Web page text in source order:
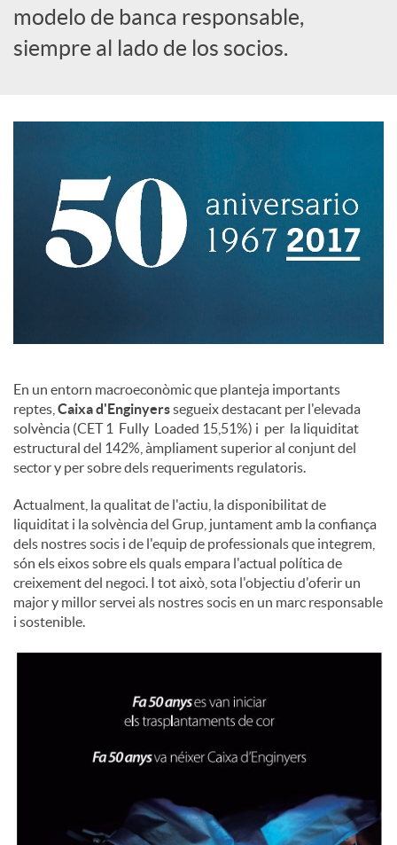
i
s
modelo de banca responsable,
siempre al lado de los socios.
En un entorn macroeconòmic que planteja importants
reptes, Caixa d'Enginyerssegueix destacant per l'elevada
solvència (CET 1 Fully Loaded 15,51%) i per la liquiditat
estructural del 142%, àmpliament superior al conjunt del
sector y per sobre dels requeriments regulatoris.
Actualment, la qualitat de l'actiu, la disponibilitat de
liquiditat i la solvència del Grup, juntament amb la confiança
dels nostres socis i de l'equip de professionals que integrem,
són els eixos sobre els quals empara l'actual política de
creixement del negoci. I tot això, sota l'objectiu d'oferir un
major y millor servei als nostres socis en un marc responsable
i sostenible.